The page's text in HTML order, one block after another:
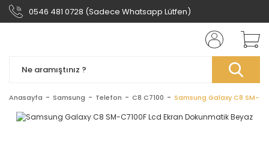
0546 481 0728 (Sadece Whatsapp Lütfen)
Anasayfa Samsung Telefon C8 C7100 Samsung Galaxy C8 SM-